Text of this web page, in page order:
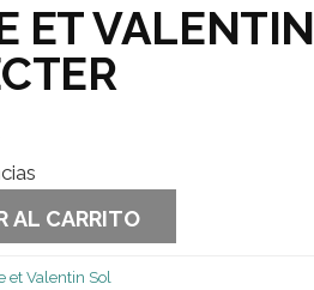
ET VALENTIN
AL CARRITO
et Valentin Sol